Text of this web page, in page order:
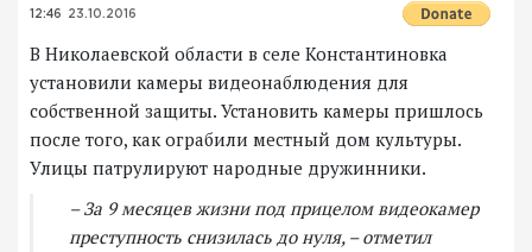
12:46 23.10.2016
В Николаевской области в селе Константиновка
установили камеры видеонаблюдения для
собственной защиты. Установить камеры пришлось
после того, как ограбили местный дом культуры.
Улицы патрулируют народные дружинники.
– За 9 месяцев жизни под прицелом видеокамер
преступность снизилась до нуля, – отметил